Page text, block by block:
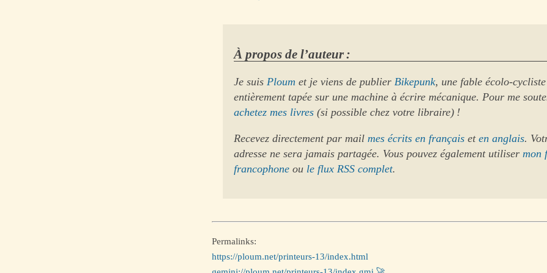
À propos de l’auteur :
Je suisPloum et je viens de publierBikepunk, une fable écolo-cycliste
entièrement tapée sur une machine à écrire mécanique. Pour me
achetez mes livres (si possible chez votre libraire) !
Recevez directement par mailmes écrits en français eten anglais.
adresse ne sera jamais partagée. Vous pouvez également utilisermon
francophone ou le flux RSS complet.
Permalinks:
https://ploum.net/printeurs-13/index.html